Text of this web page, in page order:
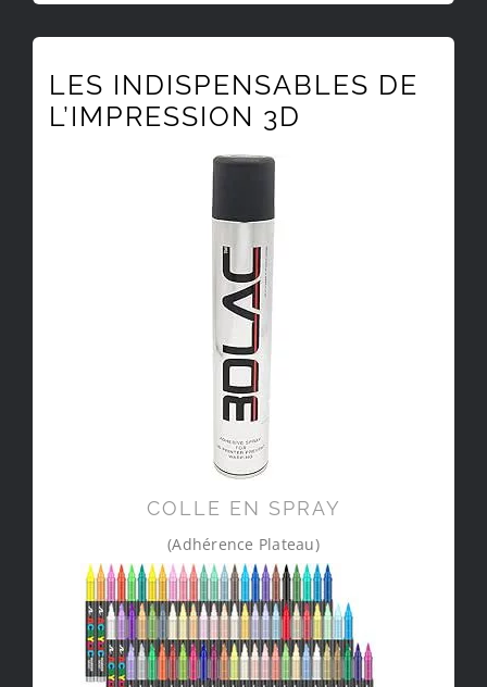
LES INDISPENSABLES DE
L’IMPRESSION 3D
COLLE EN SPRAY
(Adhérence Plateau)